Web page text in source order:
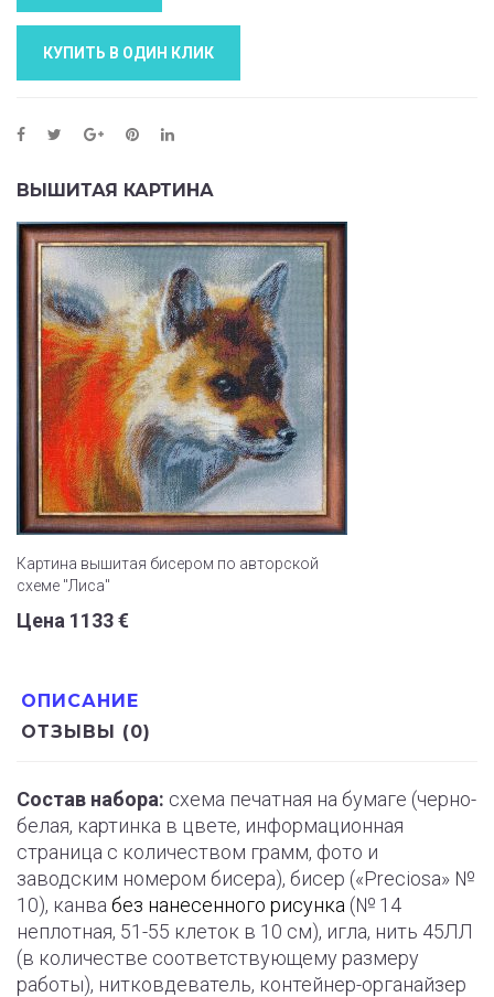
КУПИТЬ В ОДИН КЛИК
ОПИСАНИЕ
ОТЗЫВЫ (0)
Состав набора: схема печатная на бумаге (черно-
белая, картинка в цвете, информационная
страница с количеством грамм, фото и
заводским номером бисера), бисер («Preciosa» №
10), канва без нанесенного рисунка (№ 14
неплотная, 51-55 клеток в 10 см), игла, нить 45ЛЛ
(в количестве соответствующему размеру
работы), нитковдеватель, контейнер-органайзер
ВЫШИТАЯ КАРТИНА
Картина вышитая бисером по авторской
схеме "Лиса"
Цена 1133 €